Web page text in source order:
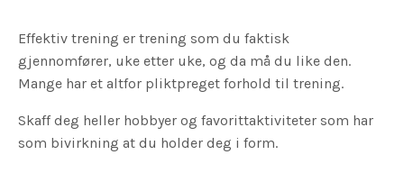
Effektiv trening er trening som du faktisk
gjennomfører, uke etter uke, og da må du like den.
Mange har et altfor pliktpreget forhold til trening.
Skaff deg heller hobbyer og favorittaktiviteter som har
som bivirkning at du holder deg i form.